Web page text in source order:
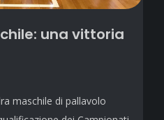
una vittoria
maschile di pallavolo